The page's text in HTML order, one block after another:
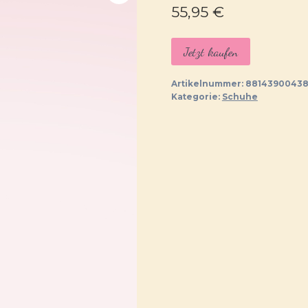
55,95 €
Jetzt kaufen
Artikelnummer:
Kategorie: Schuhe